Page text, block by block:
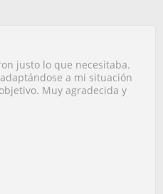
justo lo que necesitaba.
a mi situación
Muy agradecida y